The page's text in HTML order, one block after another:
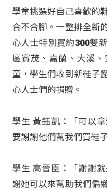
學童挑選好自己喜歡的
合不合腳。一整排全新
心人士特別買約300雙
區賓茂、嘉蘭、大溪
童，學生們收到新鞋子
心人士們的捐贈。
學生 黃鈺凱：「可以
要謝謝他們幫我們買鞋子
學生 高晉臣：「謝謝
謝她可以來幫助我們偏